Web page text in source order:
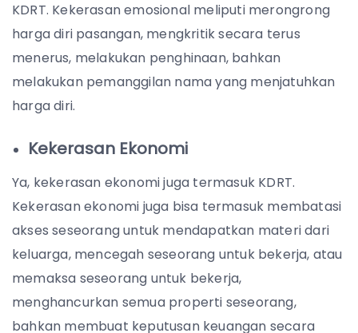
KDRT. Kekerasan emosional meliputi merongrong
harga diri pasangan, mengkritik secara terus
menerus, melakukan penghinaan, bahkan
melakukan pemanggilan nama yang menjatuhkan
harga diri.
Kekerasan Ekonomi
Ya, kekerasan ekonomi juga termasuk KDRT.
Kekerasan ekonomi juga bisa termasuk membatasi
akses seseorang untuk mendapatkan materi dari
keluarga, mencegah seseorang untuk bekerja, atau
memaksa seseorang untuk bekerja,
menghancurkan semua properti seseorang,
bahkan membuat keputusan keuangan secara